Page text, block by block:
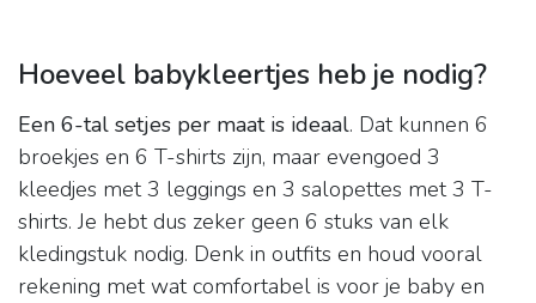
Hoeveel babykleertjes heb je nodig?
Een 6-tal setjes per maat is ideaal. Dat kunnen 6
broekjes en 6 T-shirts zijn, maar evengoed 3
kleedjes met 3 leggings en 3 salopettes met 3 T-
shirts. Je hebt dus zeker geen 6 stuks van elk
kledingstuk nodig. Denk in outfits en houd vooral
rekening met wat comfortabel is voor je baby en